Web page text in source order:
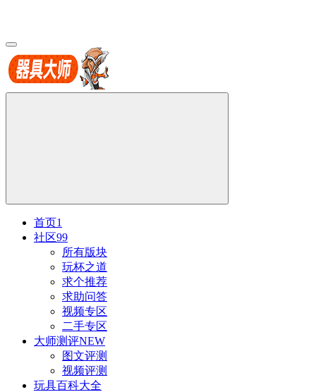
首页1
社区99
所有版块
玩杯之道
求个推荐
求助问答
视频专区
二手专区
大师测评NEW
图文评测
视频评测
玩具百科大全